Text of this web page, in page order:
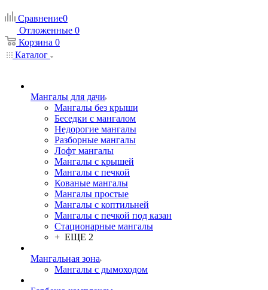
Сравнение0
Отложенные 0
Корзина 0
Каталог
Мангалы для дачи
Мангалы без крыши
Беседки с мангалом
Недорогие мангалы
Разборные мангалы
Лофт мангалы
Мангалы с крышей
Мангалы с печкой
Кованые мангалы
Мангалы простые
Мангалы с коптильней
Мангалы с печкой под казан
Стационарные мангалы
+ ЕЩЕ 2
Мангальная зона
Мангалы с дымоходом